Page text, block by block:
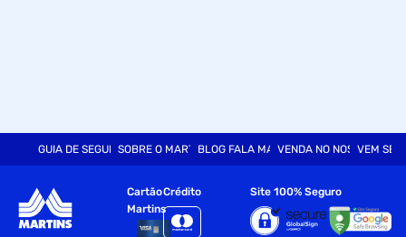
GUIA DE SEGURANÇASOBRE O MARTINSBLOG FALA MARTVENDA NO NOSSO SITE
VEM SER
Cartão
Martins
Crédito Site 100% Seguro